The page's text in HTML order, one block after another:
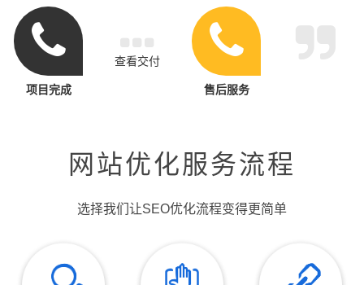
项目完成
查看交付
售后服务
网站优化服务流程
选择我们让SEO优化流程变得更简单